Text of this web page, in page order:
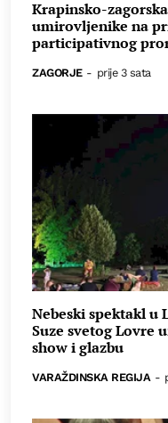
Krapinsko-
umirovljenike na
participativnog
ZAGORJE - prije 3 sata
Nebeski spektakl u
Suze svetog Lovre
show i glazbu
VARAŽDINSKA REGIJA -